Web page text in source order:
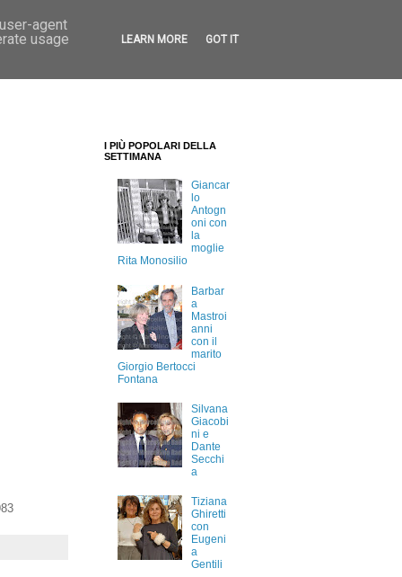
I PIÙ POPOLARI DELLA
SETTIMANA
Giancar
lo
Antogn
oni con
la
moglie
Rita Monosilio
Barbar
a
Mastroi
anni
con il
marito
Giorgio Bertocci
Fontana
Silvana
Giacobi
ni e
Dante
Secchi
a
Tiziana
Ghiretti
con
Eugeni
a
Gentili
agent
usage
LEARN MORE GOT IT